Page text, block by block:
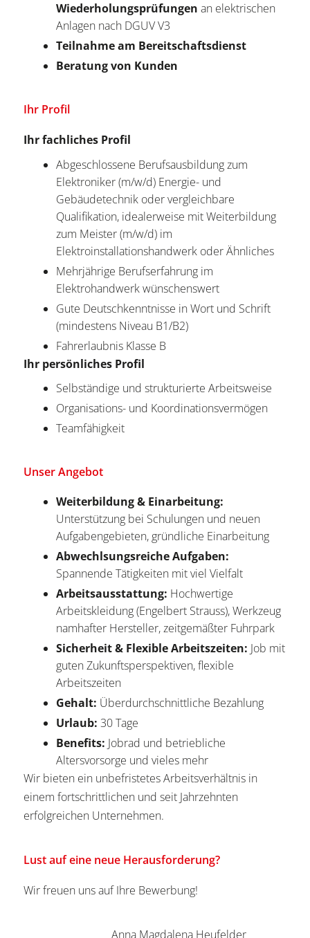
Wiederholungsprüfungen an elektrischen
Anlagen nach DGUV V3
Teilnahme am Bereitschaftsdienst
Beratung von Kunden
Ihr Profil
Ihr fachliches Profil
Abgeschlossene Berufsausbildung zum
Elektroniker (m/w/d) Energie- und
Gebäudetechnik oder vergleichbare
Qualifikation, idealerweise mit Weiterbildung
zum Meister (m/w/d) im
Elektroinstallationshandwerk oder Ähnliches
Mehrjährige Berufserfahrung im
Elektrohandwerk wünschenswert
Gute Deutschkenntnisse in Wort und Schrift
(mindestens Niveau B1/B2)
Fahrerlaubnis Klasse B
Ihr persönliches Profil
Selbständige und strukturierte Arbeitsweise
Organisations- und Koordinationsvermögen
Teamfähigkeit
Unser Angebot
Weiterbildung & Einarbeitung:
Unterstützung bei Schulungen und neuen
Aufgabengebieten, gründliche Einarbeitung
Abwechlsungsreiche Aufgaben:
Spannende Tätigkeiten mit viel Vielfalt
Arbeitsausstattung: Hochwertige
Arbeitskleidung (Engelbert Strauss), Werkzeug
namhafter Hersteller, zeitgemäßter Fuhrpark
Sicherheit & Flexible Arbeitszeiten: Job mit
guten Zukunftsperspektiven, flexible
Arbeitszeiten
Gehalt: Überdurchschnittliche Bezahlung
Urlaub: 30 Tage
Benefits: Jobrad und betriebliche
Altersvorsorge und vieles mehr
Wir bieten ein unbefristetes Arbeitsverhältnis in
einem fortschrittlichen und seit Jahrzehnten
erfolgreichen Unternehmen.
Lust auf eine neue Herausforderung?
Wir freuen uns auf Ihre Bewerbung!
Anna Magdalena Heufelder